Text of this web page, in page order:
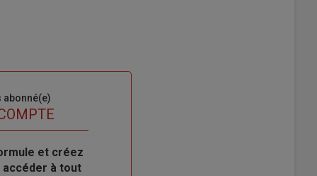
abonné(e)
et créez
à tout